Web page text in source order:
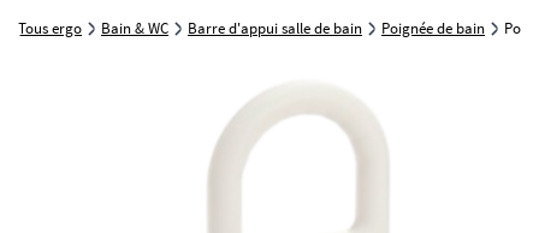
Tous ergo Bain & WC Barre d'appui salle de bain Poignée de bain